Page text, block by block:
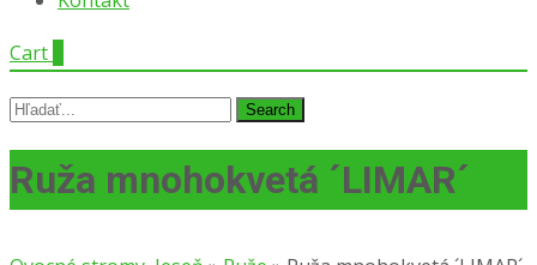
Cart
Search
Ruža mnohokvetá ´LIMAR´